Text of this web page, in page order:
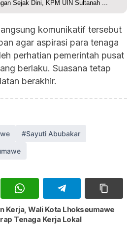
Sejak Dini, KPM UIN Sultanah ...
komunikatif tersebut
agar aspirasi para tenaga
perhatian pemerintah pusat
berlaku. Suasana tetap
berakhir.
#Sayuti Abubakar
Kerja, Wali Kota Lhokseumawe
Tenaga Kerja Lokal